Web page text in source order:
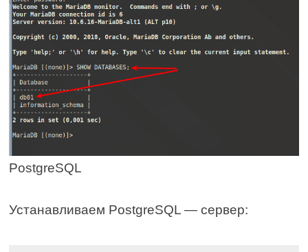
PostgreSQL
Устанавливаем PostgreSQL — сервер: